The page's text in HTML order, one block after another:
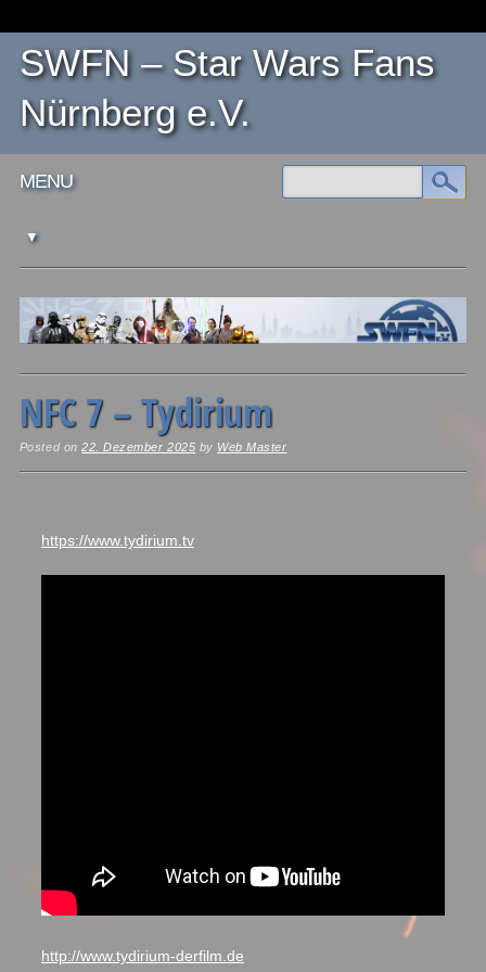
SWFN – Star Wars Fans
Nürnberg e.V.
Main menu
MENU
NFC 7 – Tydirium
Posted on22. Dezember 2025 by Web Master
https://www.tydirium.tv
http://www.tydirium-derfilm.de